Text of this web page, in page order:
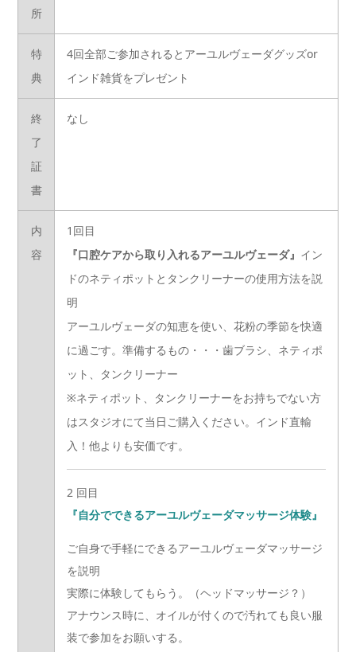
所
特
典
4回全部ご参加されるとアーユルヴェーダグッズor
インド雑貨をプレゼント
終
了
証
書
なし
内
容
1回目
『口腔ケアから取り入れるアーユルヴェーダ』 イン
ドのネティポットとタンクリーナーの使用方法を説
明
アーユルヴェーダの知恵を使い、花粉の季節を快適
に過ごす。準備するもの・・・歯ブラシ、ネティポ
ット、タンクリーナー
※ネティポット、タンクリーナーをお持ちでない方
はスタジオにて当日ご購入ください。インド直輸
入！他よりも安価です。
2 回目
『自分でできるアーユルヴェーダマッサージ体験』
ご自身で手軽にできるアーユルヴェーダマッサージ
を説明
実際に体験してもらう。（ヘッドマッサージ？）
アナウンス時に、オイルが付くので汚れても良い服
装で参加をお願いする。